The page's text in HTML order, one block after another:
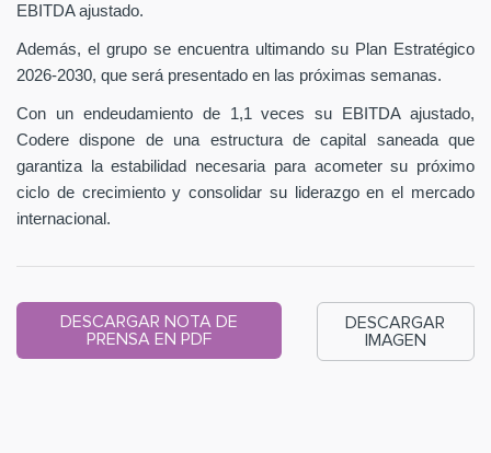
EBITDA ajustado.
Además, el grupo se encuentra ultimando su Plan Estratégico
2026-2030, que será presentado en las próximas semanas.
Con un endeudamiento de 1,1 veces su EBITDA ajustado,
Codere dispone de una estructura de capital saneada que
garantiza la estabilidad necesaria para acometer su próximo
ciclo de crecimiento y consolidar su liderazgo en el mercado
internacional.
DESCARGAR NOTA DE
PRENSA EN PDF
DESCARGAR
IMAGEN